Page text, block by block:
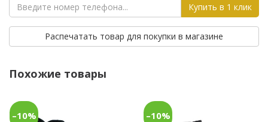
Купить в 1 клик
Распечатать товар для покупки в магазине
Похожие товары
–10% –10%